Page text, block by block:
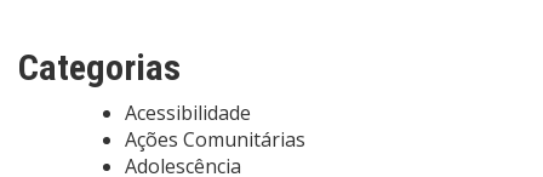
Categorias
Acessibilidade
Ações Comunitárias
Adolescência